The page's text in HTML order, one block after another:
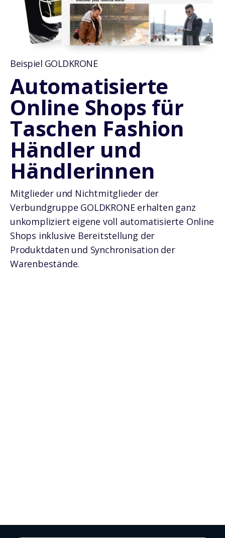
Beispiel GOLDKRONE
Automatisierte
Online Shops für
Taschen Fashion
Händler und
Händlerinnen
Mitglieder und Nichtmitglieder der
Verbundgruppe GOLDKRONE erhalten ganz
unkompliziert eigene voll automatisierte Online
Shops inklusive Bereitstellung der
Produktdaten und Synchronisation der
Warenbestände.